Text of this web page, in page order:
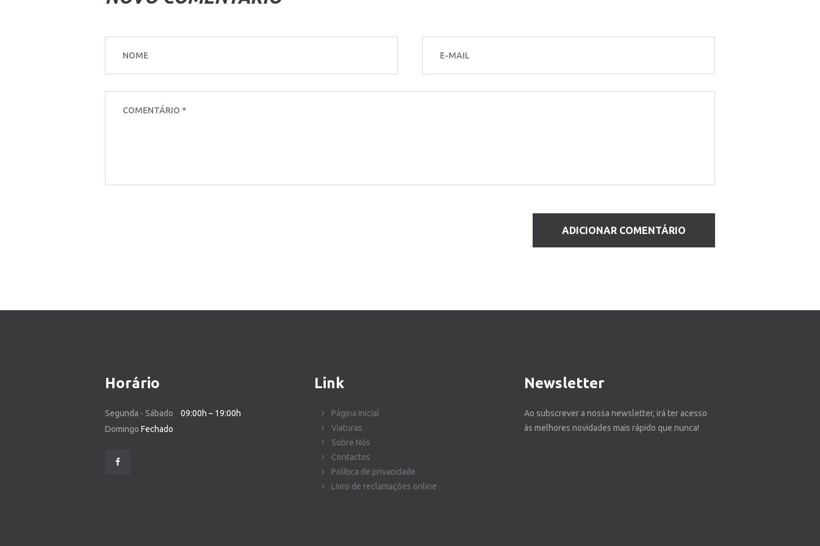
Horário
Segunda - Sábado 09:00h – 19:00h
Domingo Fechado
Link
Página Inicial
Viaturas
Sobre Nós
Contactos
Política de privacidade
Livro de reclamações online
Newsletter
Ao subscrever a nossa newsletter, irá ter acesso
às melhores novidades mais rápido que nunca!